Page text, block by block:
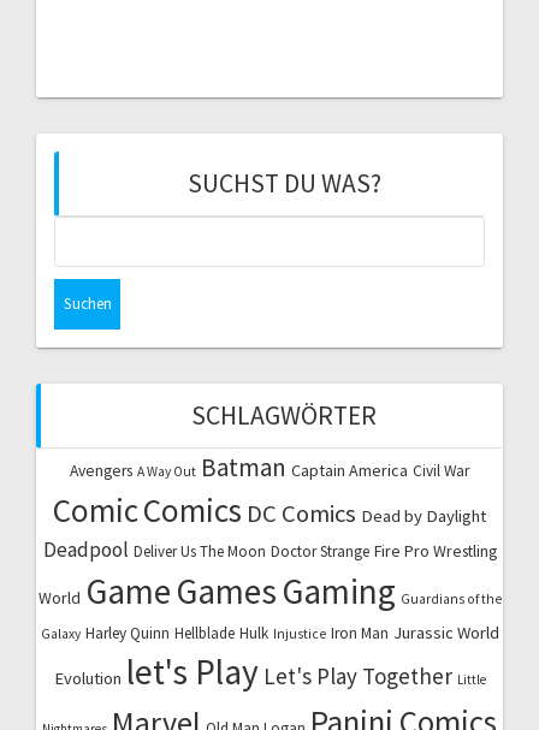
SUCHST DU WAS?
SCHLAGWÖRTER
Avengers A Way Out Batman Captain America Civil War
ComicComics DC Comics Dead by Daylight
Deadpool Deliver Us The Moon Doctor Strange Fire Pro Wrestling
World GameGamesGaming Guardians of the
Galaxy Harley Quinn Hellblade Hulk Injustice Iron Man Jurassic World
Evolution let's Play Let's Play Together Little
Marvel Panini Comics